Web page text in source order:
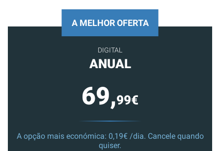
A MELHOR OFERTA
DIGITAL
ANUAL
69,99€
A opção mais económica: 0,19€ /dia. Cancele quando
quiser.